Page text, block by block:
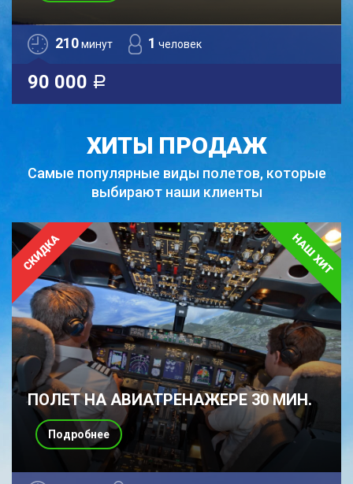
210минут 1 человек
90 000 a
ХИТЫ ПРОДАЖ
Самые популярные виды полетов, которые
выбирают наши клиенты
ПОЛЕТ НА АВИАТРЕНАЖЕРЕ 30 МИН.
Подробнее